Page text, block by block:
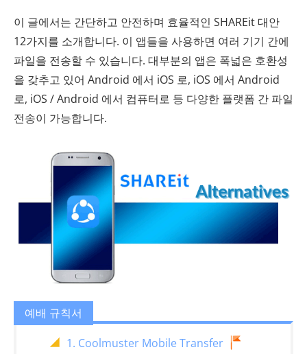
이 글에서는 간단하고 안전하며 효율적인 SHAREit 대안
12가지를 소개합니다. 이 앱들을 사용하면 여러 기기 간에
파일을 전송할 수 있습니다. 대부분의 앱은 폭넓은 호환성
을 갖추고 있어 Android 에서 iOS 로, iOS 에서 Android
로, iOS / Android 에서 컴퓨터로 등 다양한 플랫폼 간 파일
전송이 가능합니다.
예배 규칙서
1. Coolmuster Mobile Transfer